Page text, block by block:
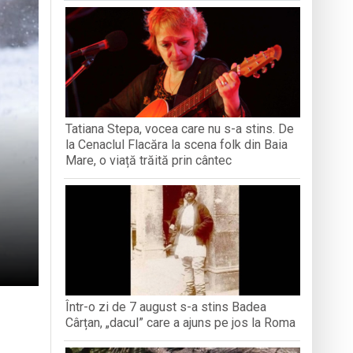
dedicat marelui voievod, la
stres, iar una dezvoltă anxietate,
orașul dintr-o perspectivă diferită
propriul talisman „prinzător de vise”
Tatiana Stepa, vocea care nu s-a stins. De
la Cenaclul Flacăra la scena folk din Baia
Mare, o viață trăită prin cântec
Într-o zi de 7 august s-a stins Badea
Cârțan, „dacul” care a ajuns pe jos la Roma